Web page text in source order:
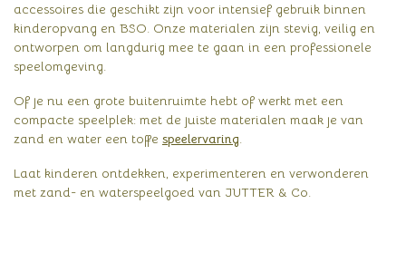
accessoires die geschikt zijn voor intensief gebruik binnen
kinderopvang en BSO. Onze materialen zijn stevig, veilig en
ontworpen om langdurig mee te gaan in een professionele
speelomgeving.
Of je nu een grote buitenruimte hebt of werkt met een
compacte speelplek: met de juiste materialen maak je van
zand en water een toffe speelervaring.
Laat kinderen ontdekken, experimenteren en verwonderen
met zand- en waterspeelgoed van JUTTER & Co.